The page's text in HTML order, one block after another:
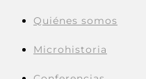
Quiénes somos
Microhistoria